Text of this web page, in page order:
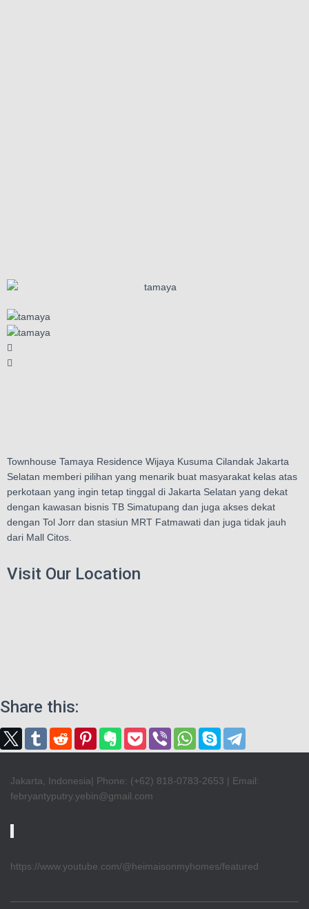
Townhouse Tamaya Residence Wijaya Kusuma Cilandak Jakarta
Selatan memberi pilihan yang menarik buat masyarakat kelas atas
perkotaan yang ingin tetap tinggal di Jakarta Selatan yang dekat
dengan kawasan bisnis TB Simatupang dan juga akses dekat
dengan Tol Jorr dan stasiun MRT Fatmawati dan juga tidak jauh
dari Mall Citos.
Visit Our Location
Share this:
Jakarta, Indonesia| Phone: (+62) 818-0783-2653 | Email:
febryantyputry.yebin@gmail.com
https://www.youtube.com/@heimaisonmyhomes/featured